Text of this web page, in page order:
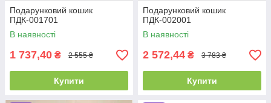
Подарунковий кошик
ПДК-001701
В наявності
1 737,40 ₴ 2 555 ₴
Купити
Подарунковий кошик
ПДК-002001
В наявності
2 572,44 ₴ 3 783 ₴
Купити